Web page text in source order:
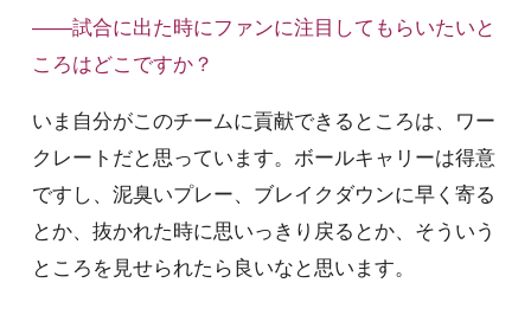
――試合に出た時にファンに注目してもらいたいと
ころはどこですか？
いま自分がこのチームに貢献できるところは、ワー
クレートだと思っています。ボールキャリーは得意
ですし、泥臭いプレー、ブレイクダウンに早く寄る
とか、抜かれた時に思いっきり戻るとか、そういう
ところを見せられたら良いなと思います。